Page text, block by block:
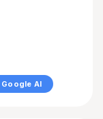
Google AI